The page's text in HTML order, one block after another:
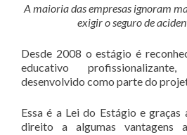
A maioria das empresas ignoram
exigir o seguro de
Desde 2008 o estágio é
educativo
desenvolvido como parte do
Essa é a Lei do Estágio e
direito a algumas vantagens